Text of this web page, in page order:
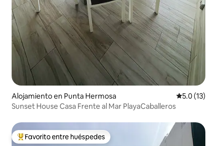
Alojamiento en Punta Hermosa Calificación
5.0 (13)
Sunset House Casa Frente al Mar PlayaCaballeros
Favorito entre huéspedes preferido
Favorito entre huéspedes